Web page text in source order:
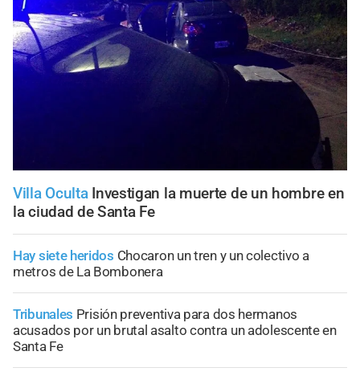
Villa Oculta Investigan la muerte de un hombre en
la ciudad de Santa Fe
Hay siete heridos Chocaron un tren y un colectivo a
metros de La Bombonera
Tribunales Prisión preventiva para dos hermanos
acusados por un brutal asalto contra un adolescente en
Santa Fe